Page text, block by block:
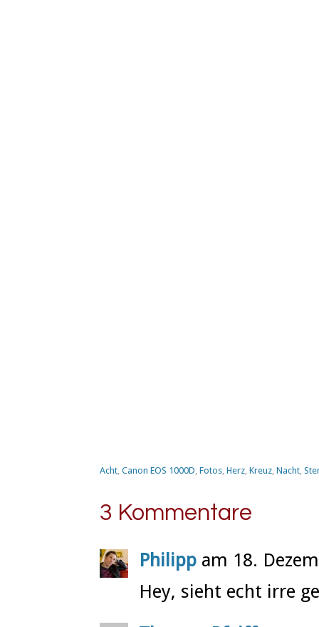
Acht, Canon EOS 1000D, Fotos, Herz, Kreuz, Nacht,
3 Kommentare
Philipp am 18.
Hey, sieht echt irre